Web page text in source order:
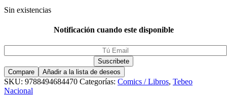
Sin existencias
Notificación cuando este disponible
Compare Añadir a la lista de deseos
SKU: 9788494684470 Categorías: Comics / Libros, Tebeo
Nacional